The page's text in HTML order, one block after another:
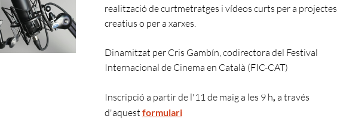
realització de curtmetratges i vídeos curts per a projectes
creatius o per a xarxes.
Dinamitzat per Cris Gambín, codirectora del Festival
Internacional de Cinema en Català (FIC-CAT)
Inscripció a partir de l'11 de maig a les 9 h, a través
d'aquest formulari